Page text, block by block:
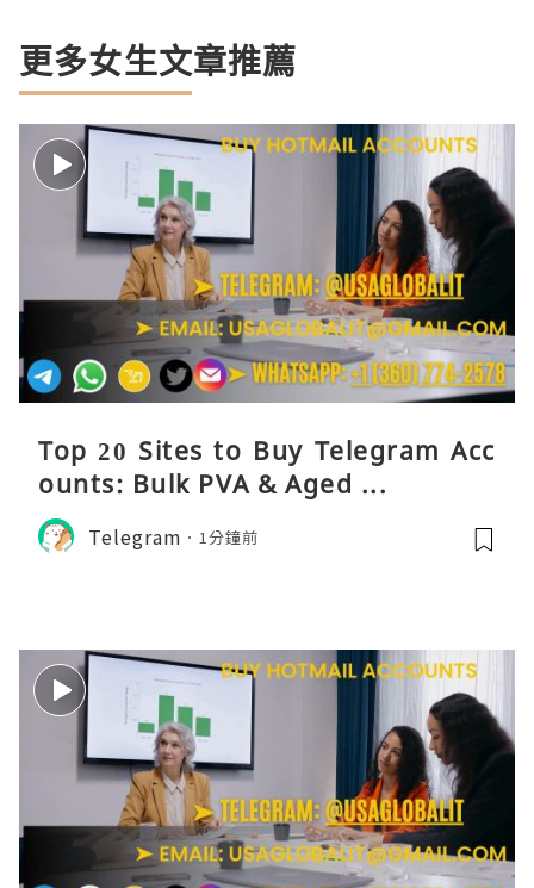
更多女生文章推薦
Top 20 Sites to Buy Telegram Acc
ounts: Bulk PVA & Aged ...
Telegram 1分鐘前